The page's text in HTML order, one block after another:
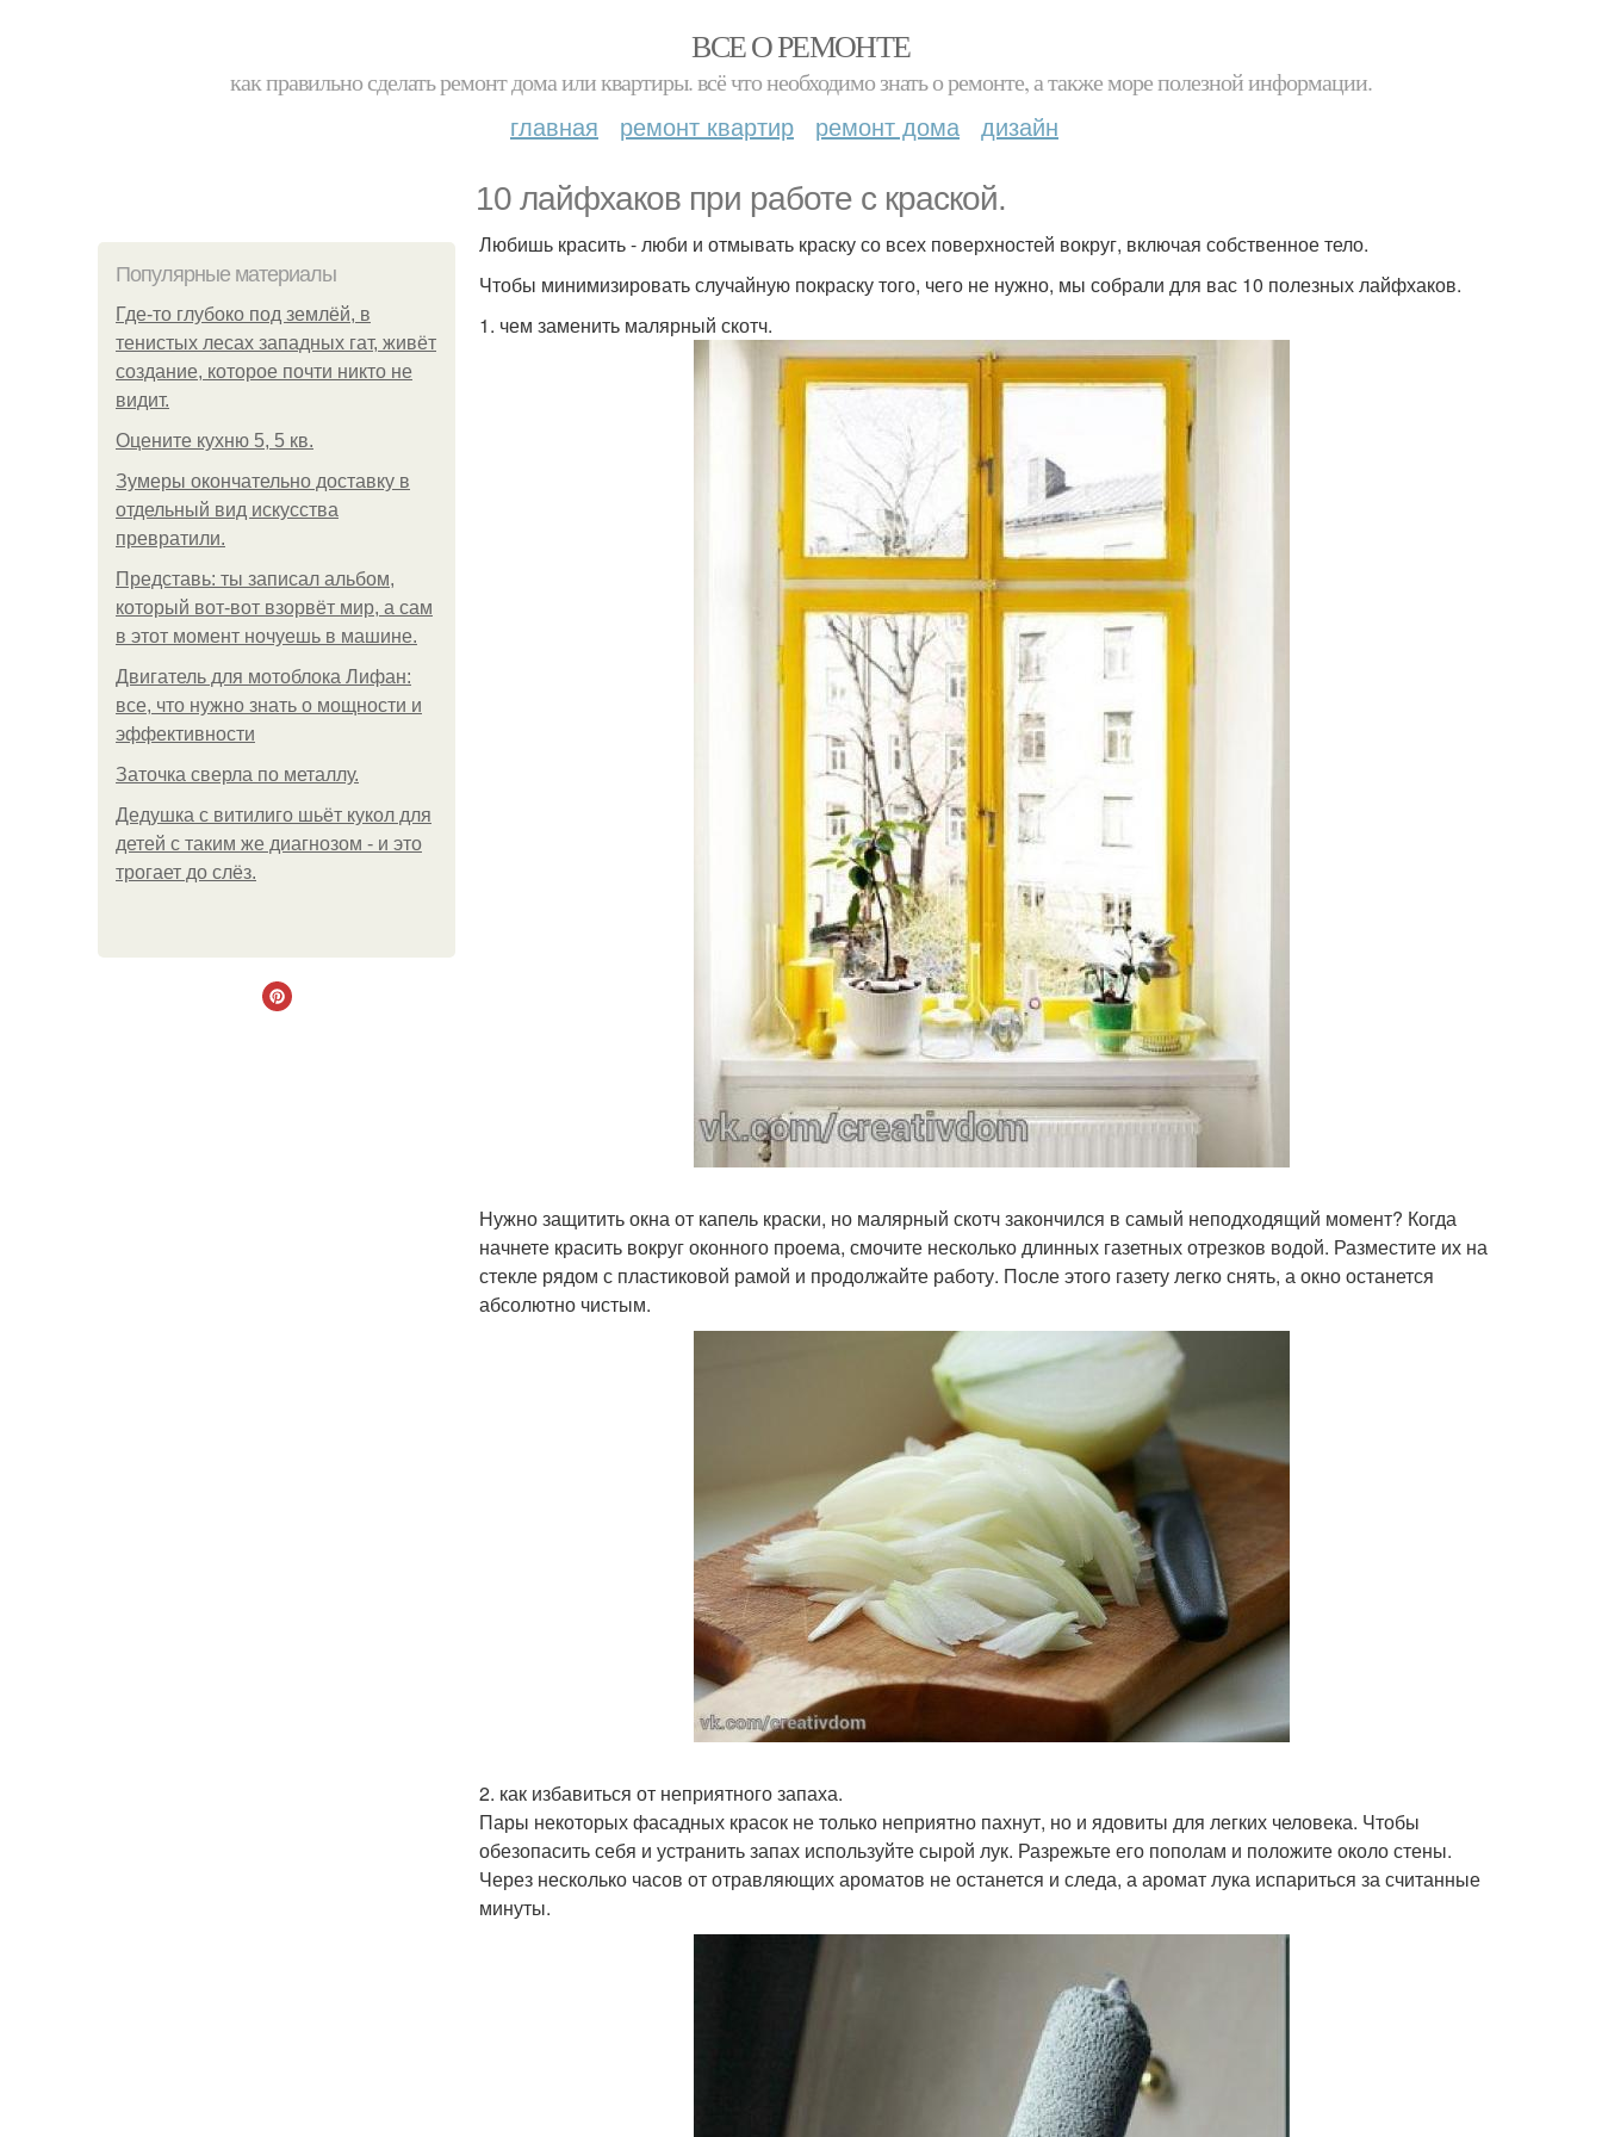
ВСЕ О РЕМОНТЕ
как правильно сделать ремонт дома или квартиры. всё что необходимо знать о ремонте, а также море полезной информации.
главная ремонт квартир ремонт дома дизайн
10 лайфхаков при работе с краской.
Популярные материалы
Где-то глубоко под землёй, в
тенистых лесах западных гат, живёт
создание, которое почти никто не
видит.
Оцените кухню 5, 5 кв.
Зумеры окончательно доставку в
отдельный вид искусства
превратили.
Представь: ты записал альбом,
который вот-вот взорвёт мир, а сам
в этот момент ночуешь в машине.
Двигатель для мотоблока Лифан:
все, что нужно знать о мощности и
эффективности
Заточка сверла по металлу.
Дедушка с витилиго шьёт кукол для
детей с таким же диагнозом - и это
трогает до слёз.
Любишь красить - люби и отмывать краску со всех поверхностей вокруг, включая собственное тело.
Чтобы минимизировать случайную покраску того, чего не нужно, мы собрали для вас 10 полезных лайфхаков.
1. чем заменить малярный скотч.
Нужно защитить окна от капель краски, но малярный скотч закончился в самый неподходящий момент? Когда
начнете красить вокруг оконного проема, смочите несколько длинных газетных отрезков водой. Разместите их на
стекле рядом с пластиковой рамой и продолжайте работу. После этого газету легко снять, а окно останется
абсолютно чистым.
2. как избавиться от неприятного запаха.
Пары некоторых фасадных красок не только неприятно пахнут, но и ядовиты для легких человека. Чтобы
обезопасить себя и устранить запах используйте сырой лук. Разрежьте его пополам и положите около стены.
Через несколько часов от отравляющих ароматов не останется и следа, а аромат лука испариться за считанные
минуты.